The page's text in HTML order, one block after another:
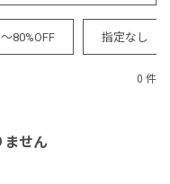
～80%OFF 指定なし
0 件
ません